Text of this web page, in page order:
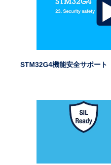
STM32G4機能安全サポート